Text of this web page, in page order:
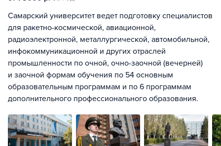
Самарский университет ведет подготовку специалистов
для ракетно-космической, авиационной,
радиоэлектронной, металлургической, автомобильной,
инфокоммуникационной и других отраслей
промышленности по очной, очно-заочной (вечерней)
и заочной формам обучения по 54 основным
образовательным программам и по 6 программам
дополнительного профессионального образования.